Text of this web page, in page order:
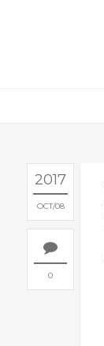
2017
OCT 08
0